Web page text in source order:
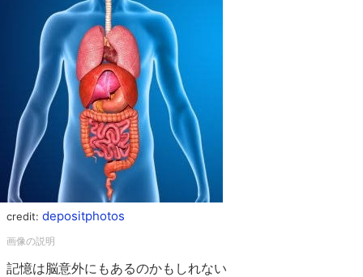
credit: depositphotos
記憶は脳意外にもあるのかもしれない